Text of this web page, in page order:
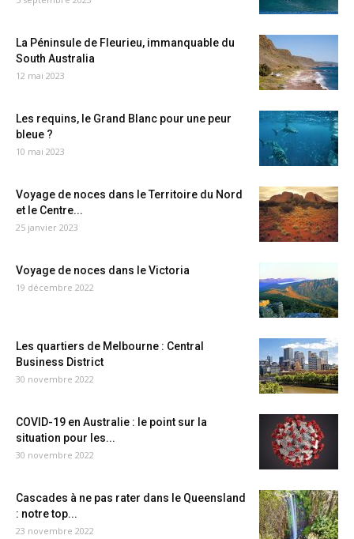
La Péninsule de Fleurieu, immanquable du
South Australia
12 mai 2023
Les requins, le Grand Blanc pour une peur
bleue ?
10 mai 2023
Voyage de noces dans le Territoire du Nord
et le Centre...
25 janvier 2023
Voyage de noces dans le Victoria
19 décembre 2022
Les quartiers de Melbourne : Central
Business District
30 novembre 2022
COVID-19 en Australie : le point sur la
situation pour les...
30 novembre 2022
Cascades à ne pas rater dans le Queensland
: notre top...
23 novembre 2022